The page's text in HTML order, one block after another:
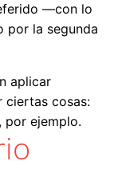
—con lo
por la segunda
aplicar
ciertas cosas:
por ejemplo.